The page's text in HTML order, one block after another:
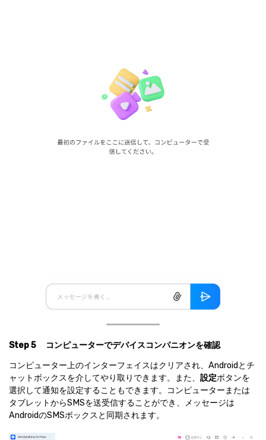
Step 5
コンピューターでデバイスコンパニオンを確認
コンピューター上のインターフェイスはクリアされ、Androidとチ
ャットボックスを介してやり取りできます。また、 設定ボタンを
選択して通知を設定することもできます。コンピューターまたは
タブレットからSMSを送受信することができ、メッセージは
AndroidのSMSボックスと同期されます。